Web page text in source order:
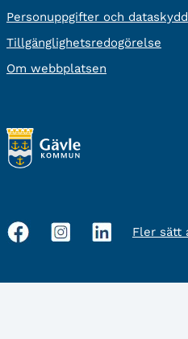
Personuppgifter och dataskydd
Tillgänglighetsredogörelse
Om webbplatsen
Sociala
Fler sätt